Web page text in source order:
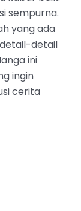
sempurna.
yang ada
detail
ini
ingin
cerita